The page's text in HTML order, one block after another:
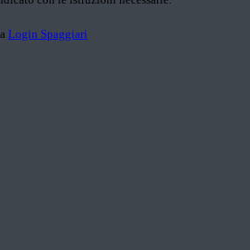
Login Spaggiari